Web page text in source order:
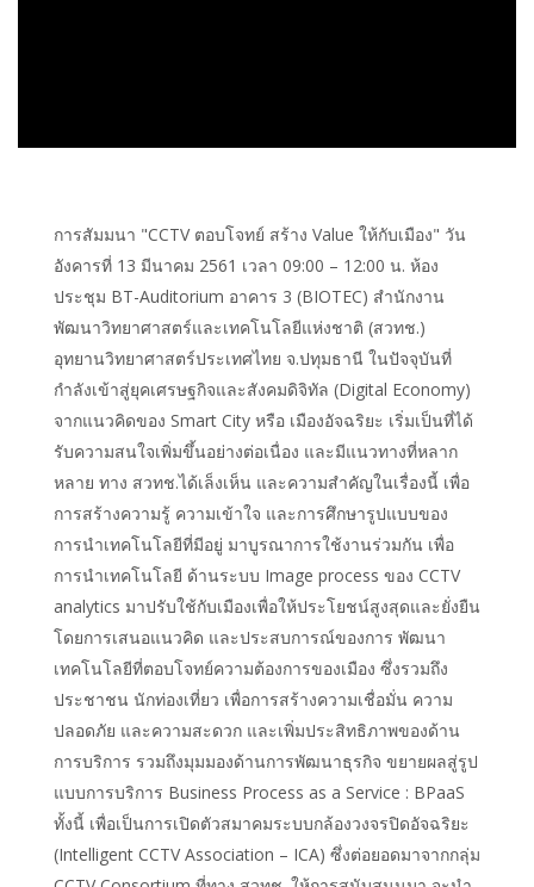
การสัมมนา "CCTV ตอบโจทย์ สร้าง Value ให้กับเมือง" วัน
อังคารที่ 13 มีนาคม 2561 เวลา 09:00 – 12:00 น. ห้อง
ประชุม BT-Auditorium อาคาร 3 (BIOTEC) สำนักงาน
พัฒนาวิทยาศาสตร์และเทคโนโลยีแห่งชาติ (สวทช.)
อุทยานวิทยาศาสตร์ประเทศไทย จ.ปทุมธานี ในปัจจุบันที่
กำลังเข้าสู่ยุคเศรษฐกิจและสังคมดิจิทัล (Digital Economy)
จากแนวคิดของ Smart City หรือ เมืองอัจฉริยะ เริ่มเป็นที่ได้
รับความสนใจเพิ่มขึ้นอย่างต่อเนื่อง และมีแนวทางที่หลาก
หลาย ทาง สวทช.ได้เล็งเห็น และความสำคัญในเรื่องนี้ เพื่อ
การสร้างความรู้ ความเข้าใจ และการศึกษารูปแบบของ
การนำเทคโนโลยีที่มีอยู่ มาบูรณาการใช้งานร่วมกัน เพื่อ
การนำเทคโนโลยี ด้านระบบ Image process ของ CCTV
analytics มาปรับใช้กับเมืองเพื่อให้ประโยชน์สูงสุดและยั่งยืน
โดยการเสนอแนวคิด และประสบการณ์ของการ พัฒนา
เทคโนโลยีที่ตอบโจทย์ความต้องการของเมือง ซึ่งรวมถึง
ประชาชน นักท่องเที่ยว เพื่อการสร้างความเชื่อมั่น ความ
ปลอดภัย และความสะดวก และเพิ่มประสิทธิภาพของด้าน
การบริการ รวมถึงมุมมองด้านการพัฒนาธุรกิจ ขยายผลสู่รูป
แบบการบริการ Business Process as a Service : BPaaS
ทั้งนี้ เพื่อเป็นการเปิดตัวสมาคมระบบกล้องวงจรปิดอัจฉริยะ
(Intelligent CCTV Association – ICA) ซึ่งต่อยอดมาจากกลุ่ม